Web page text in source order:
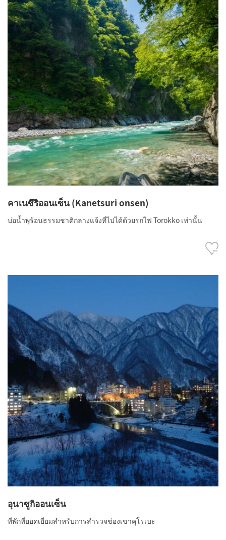
คาเนซึริออนเซ็น (Kanetsuri onsen)
บ่อน้ำพุร้อนธรรมชาติกลางแจ้งที่ไปได้ด้วยรถไฟ Torokko เท่านั้น
อุนาซูกิออนเซ็น
ที่พักที่ยอดเยี่ยมสำหรับการสำรวจช่องเขาคุโรเบะ